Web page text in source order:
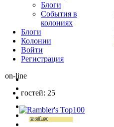
Блоги
События в
колониях
Блоги
Колонии
Войти
Peгиcтpaция
on-line
гостей: 25